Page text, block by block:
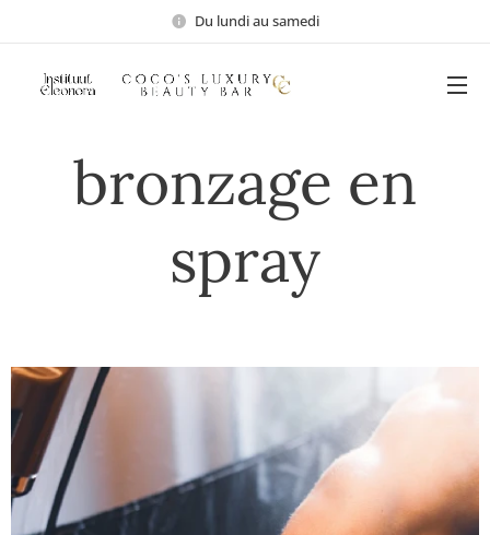
Du lundi au samedi
bronzage en
spray